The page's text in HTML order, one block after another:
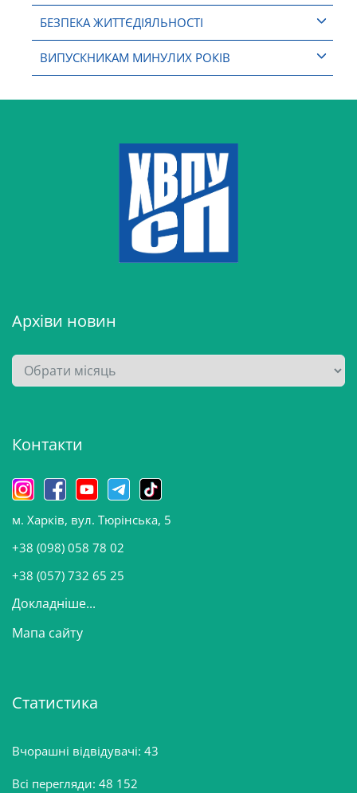
БЕЗПЕКА ЖИТТЄДІЯЛЬНОСТІ
ВИПУСКНИКАМ МИНУЛИХ РОКІВ
Архіви новин
А
р
в
н
о
в
и
Контакти
м. Харків, вул. Тюрінська, 5
+38 (098) 058 78 02
+38 (057) 732 65 25
Докладніше...
Мапа сайту
Статистика
Вчорашні відвідувачі: 43
Всі перегляди: 48 152